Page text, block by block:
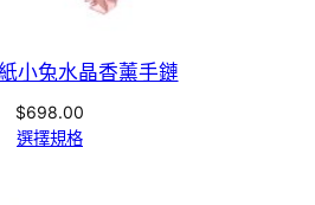
小兔水晶香薰手鏈
$698.00
選擇規格